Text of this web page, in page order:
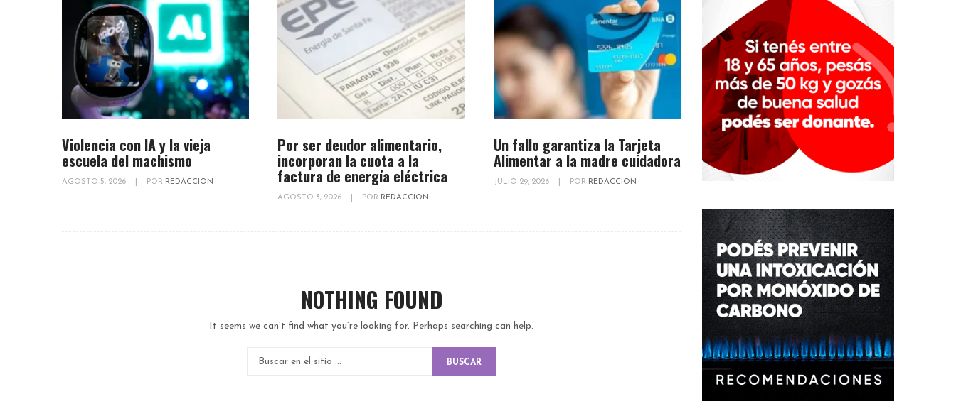
Violencia con IA y la vieja
escuela del machismo
AGOSTO 5, 2026 POR REDACCION
Por ser deudor alimentario,
incorporan la cuota a la
factura de energía eléctrica
AGOSTO 3, 2026 POR REDACCION
Un fallo garantiza la Tarjeta
Alimentar a la madre cuidadora
JULIO 29, 2026 POR REDACCION
NOTHING FOUND
It seems we can’t find what you’re looking for. Perhaps searching can help.
BUSCAR